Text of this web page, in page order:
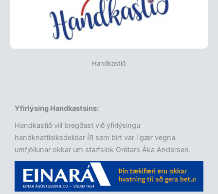
Handkastið
Yfirlýsing Handkastsins:
Handkastið vill bregðast við yfirlýsingu
handknattleiksdeildar ÍR sem birt var í gær vegna
umfjöllunar okkar um starfslok Grétars Áka Andersen.